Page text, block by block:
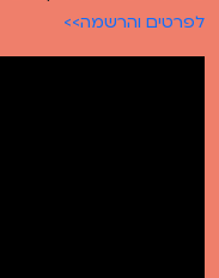
לפרטים והרשמה>>